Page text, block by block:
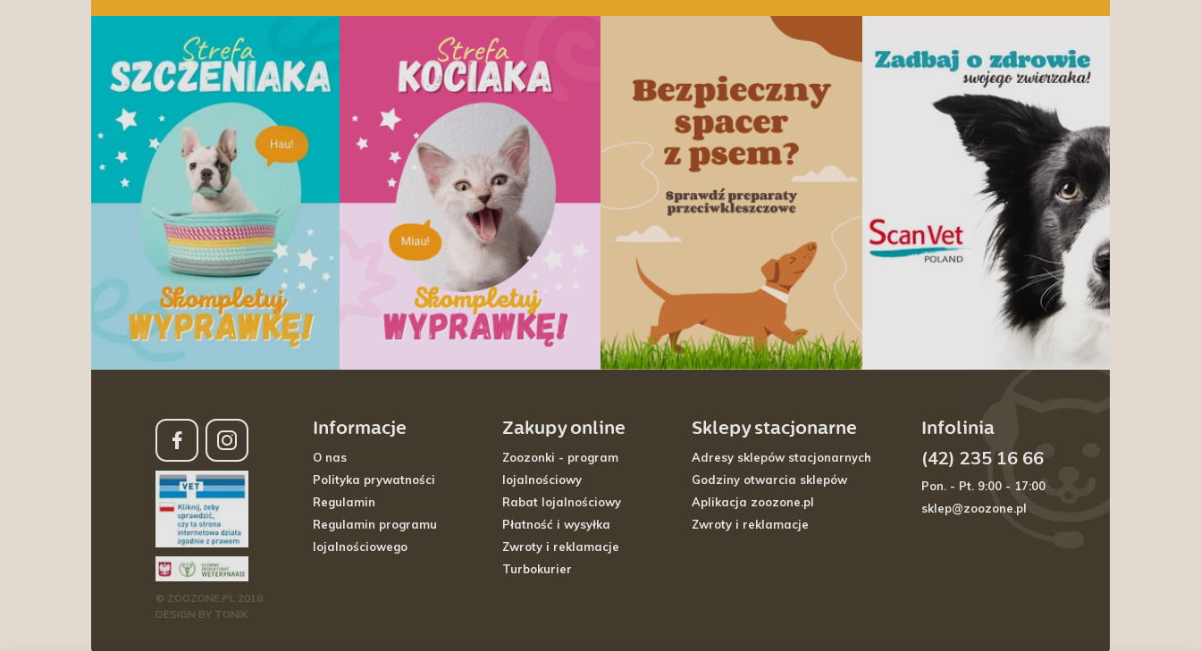
© ZOOZONE.PL 2018
DESIGN BY TONIK
Informacje
O nas
Polityka prywatności
Regulamin
Regulamin programu
lojalnościowego
Zakupy online
Zoozonki - program
lojalnościowy
Rabat lojalnościowy
Płatność i wysyłka
Zwroty i reklamacje
Turbokurier
Sklepy stacjonarne
Adresy sklepów stacjonarnych
Godziny otwarcia sklepów
Aplikacja zoozone.pl
Zwroty i reklamacje
Infolinia
(42) 235 16 66
Pon. - Pt. 9:00 - 17:00
sklep@zoozone.pl